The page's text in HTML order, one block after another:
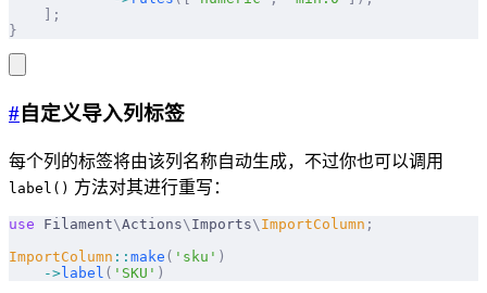
    ];
}
#自定义导入列标签
每个列的标签将由该列名称自动生成，不过你也可以调用
label() 方法对其进行重写：
use Filament\Actions\ Imports\ ImportColumn ;
ImportColumn :: make ( 'sku' )
    ->
label ( 'SKU' )